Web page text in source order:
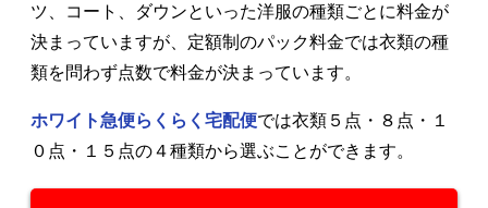
ツ、コート、ダウンといった洋服の種類ごとに料金が
決まっていますが、定額制のパック料金では衣類の種
類を問わず点数で料金が決まっています。
ホワイト急便らくらく宅配便では衣類５点・８点・１
０点・１５点の４種類から選ぶことができます。